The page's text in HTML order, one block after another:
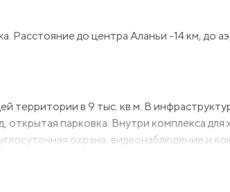
Расстояние до центра Аланьи -14 км, до
территории в 9 тыс. кв.м. В
открытая парковка. Внутри комплекса для
охрана, видеонаблюдение и